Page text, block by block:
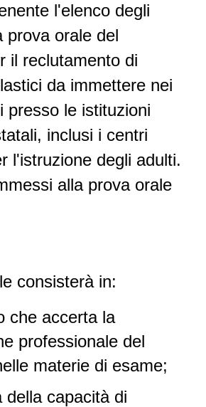
l'elenco degli
prova orale del
il reclutamento di
da immettere nei
presso le istituzioni
inclusi i centri
l'istruzione degli adulti.
alla prova orale
consisterà in:
che accerta la
professionale del
materie di esame;
della capacità di